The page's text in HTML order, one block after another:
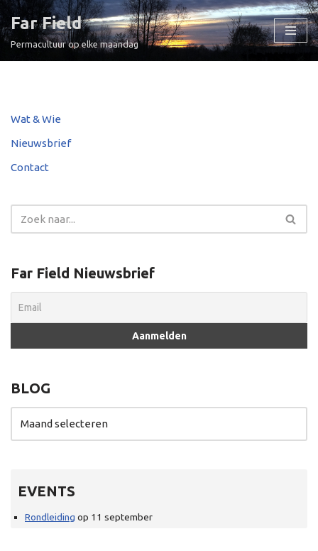
Ga
Far Field
Permacultuur op elke maandag
Wat & Wie
Nieuwsbrief
Contact
Far Field Nieuwsbrief
BLOG
EVENTS
Rondleiding op 11 september